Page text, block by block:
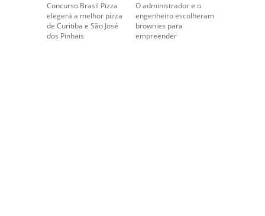
Concurso Brasil Pizza
elegerá a melhor pizza
de Curitiba e São José
dos Pinhais
O administrador e o
engenheiro escolheram
brownies para
empreender